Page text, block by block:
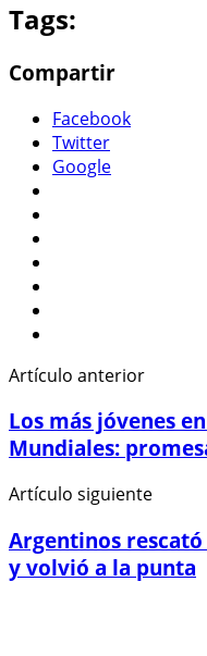
Tags:
Compartir
Facebook
Twitter
Google
Artículo anterior
Los más jóvenes
Mundiales:
Artículo siguiente
Argentinos
y volvió a la punta